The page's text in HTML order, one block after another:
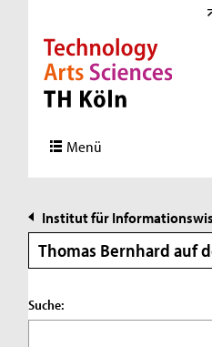
Direkt zur Hauptnavigation
Direkt zur Subnavigation
Direkt zum Inhalt
Direkt zum Fußbereich
Menü
Institut für
Thomas Bernhard auf
Suche: